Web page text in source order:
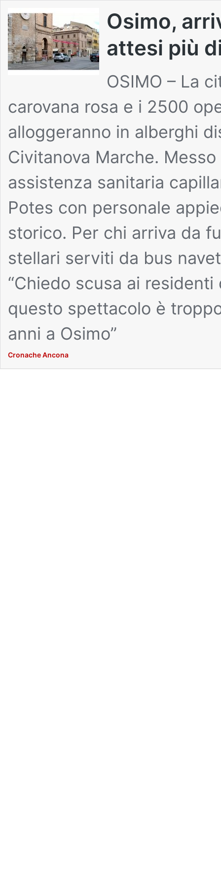
Osimo,
attesi più
OSIMO – La
carovana rosa e i 2500
alloggeranno in alberghi
Civitanova Marche.
assistenza sanitaria
Potes con personale
storico. Per chi arriva da
stellari serviti da bus
“Chiedo scusa ai
questo spettacolo è
anni a Osimo”
Cronache Ancona